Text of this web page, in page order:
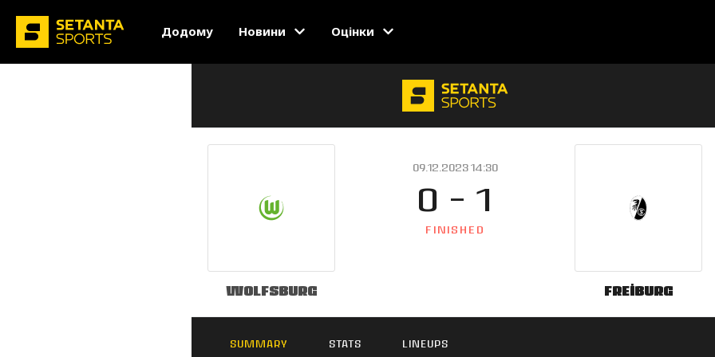
Додому Новини Оцінки
Wolfsburg
09.12.2023 14:30
0 - 1
FINISHED
Freiburg
SUMMARY STATS LINEUPS